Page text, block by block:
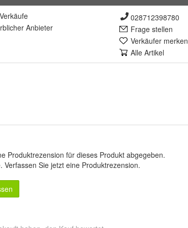
er Anbieter
028712398780
Frage stellen
Verkäufer merken
Alle Artikel
Produktrezension für dieses Produkt abgegeben.
Verfassen Sie jetzt eine Produktrezension.